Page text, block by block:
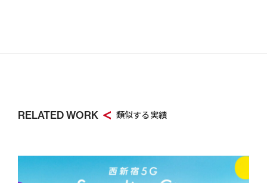
RELATED WORK 類似する実績